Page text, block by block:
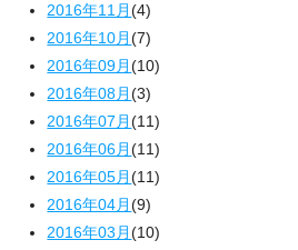
2016年11月(4)
2016年10月(7)
2016年09月(10)
2016年08月(3)
2016年07月(11)
2016年06月(11)
2016年05月(11)
2016年04月(9)
2016年03月(10)